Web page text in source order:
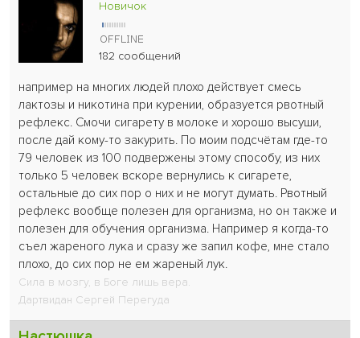
Новичок
182 сообщений
например на многих людей плохо действует смесь
лактозы и никотина при курении, образуется рвотный
рефлекс. Смочи сигарету в молоке и хорошо высуши,
после дай кому-то закурить. По моим подсчётам где-то
79 человек из 100 подвержены этому способу, из них
только 5 человек вскоре вернулись к сигарете,
остальные до сих пор о них и не могут думать. Рвотный
рефлекс вообще полезен для организма, но он также и
полезен для обучения организма. Например я когда-то
съел жареного лука и сразу же запил кофе, мне стало
плохо, до сих пор не ем жареный лук.
Сила в мозгу, в Боге лишь вера.
Дартвидан Сергей Перегуда